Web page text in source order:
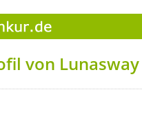
von Lunasway